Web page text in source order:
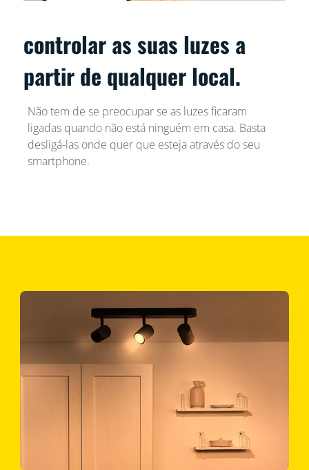
controlar as suas luzes a
partir de qualquer local.
Não tem de se preocupar se as luzes ficaram
ligadas quando não está ninguém em casa. Basta
desligá-las onde quer que esteja através do seu
smartphone.